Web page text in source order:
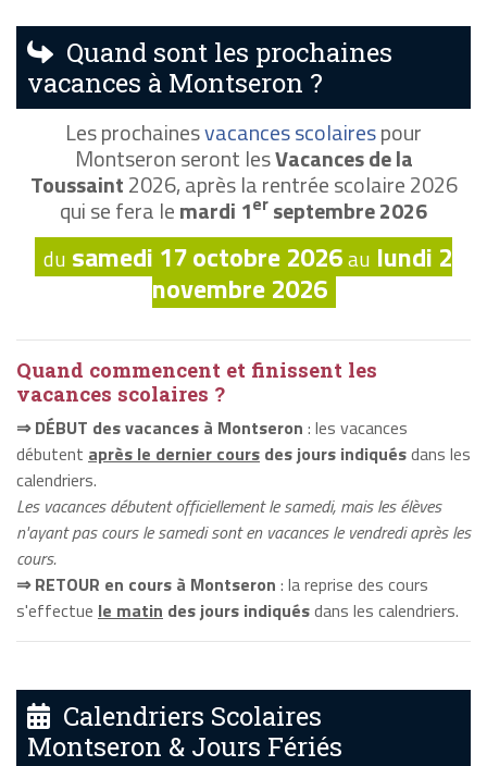
Quand sont les prochaines
vacances à Montseron ?
Les prochainesvacances scolairespour
Montseron seront lesVacances de la
Toussaint2026, après la rentrée scolaire 2026
qui se fera lemardi 1er septembre 2026
du samedi 17 octobre 2026au lundi 2
novembre 2026
Quand commencent et finissent les
vacances scolaires ?
⇒ DÉBUT des vacances à Montseron : les vacances
débutent après le dernier cours des jours indiquésdans les
calendriers.
Les vacances débutent officiellement le samedi, mais les élèves
n'ayant pas cours le samedi sont en vacances le vendredi après les
cours.
⇒ RETOUR en cours à Montseron : la reprise des cours
s'effectue le matin des jours indiquésdans les calendriers.
Calendriers Scolaires
Montseron & Jours Fériés